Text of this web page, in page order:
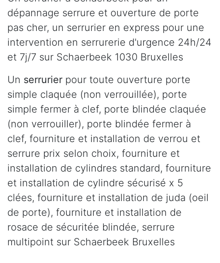
dépannage serrure et ouverture de porte
pas cher, un serrurier en express pour une
intervention en serrurerie d'urgence 24h/24
et 7j/7 sur Schaerbeek 1030 Bruxelles
Un serrurier pour toute ouverture porte
simple claquée (non verrouillée), porte
simple fermer à clef, porte blindée claquée
(non verrouiller), porte blindée fermer à
clef, fourniture et installation de verrou et
serrure prix selon choix, fourniture et
installation de cylindres standard, fourniture
et installation de cylindre sécurisé x 5
clées, fourniture et installation de juda (oeil
de porte), fourniture et installation de
rosace de sécuritée blindée, serrure
multipoint sur Schaerbeek Bruxelles